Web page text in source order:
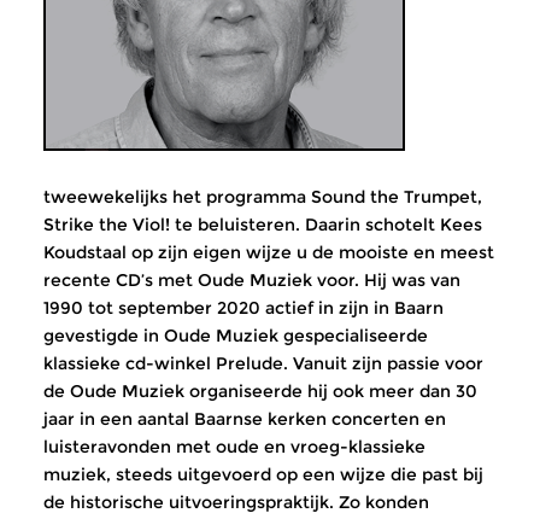
tweewekelijks het programma Sound the Trumpet,
Strike the Viol! te beluisteren. Daarin schotelt Kees
Koudstaal op zijn eigen wijze u de mooiste en meest
recente CD’s met Oude Muziek voor. Hij was van
1990 tot september 2020 actief in zijn in Baarn
gevestigde in Oude Muziek gespecialiseerde
klassieke cd-winkel Prelude. Vanuit zijn passie voor
de Oude Muziek organiseerde hij ook meer dan 30
jaar in een aantal Baarnse kerken concerten en
luisteravonden met oude en vroeg-klassieke
muziek, steeds uitgevoerd op een wijze die past bij
de historische uitvoeringspraktijk. Zo konden